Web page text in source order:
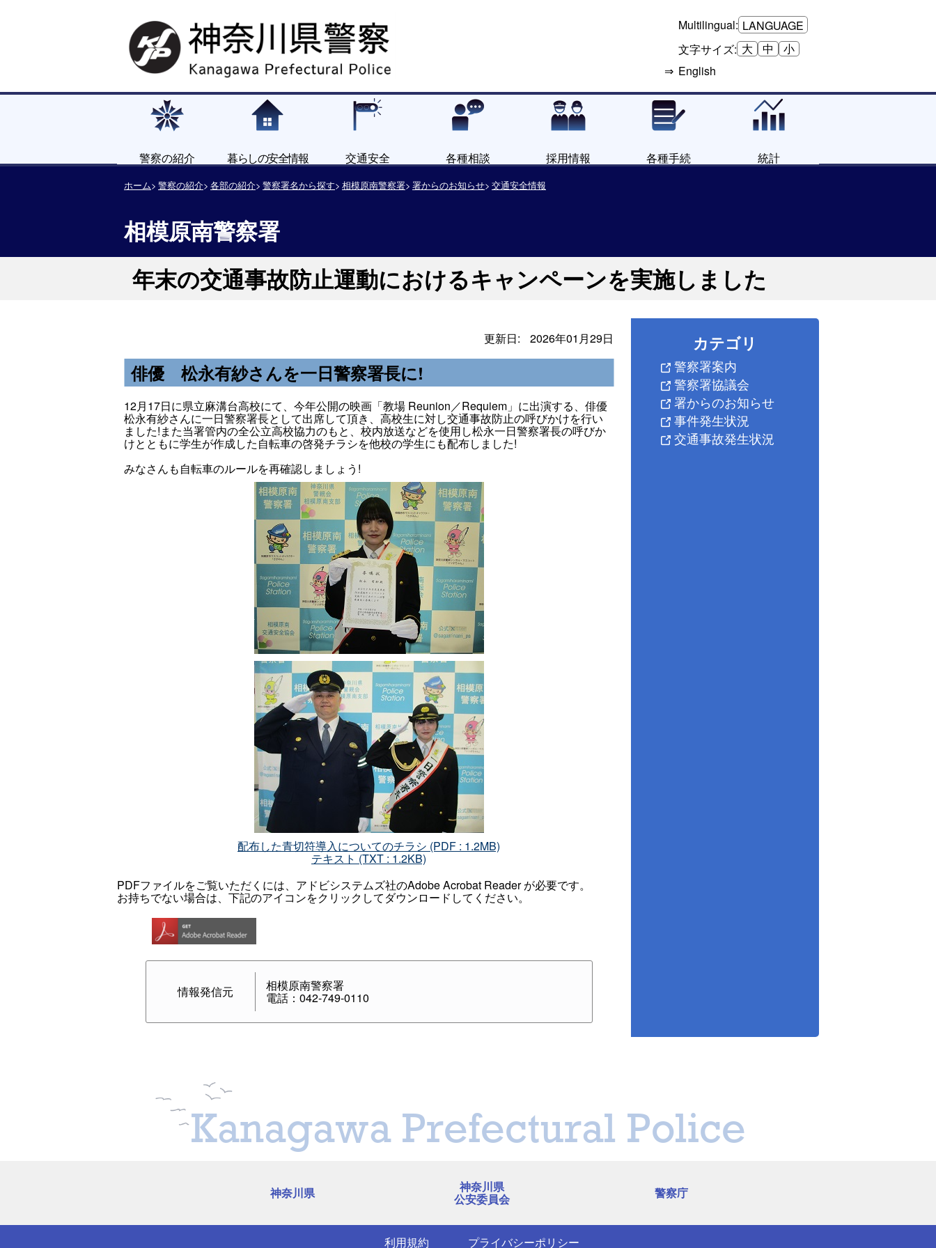
Multilingual: LANGUAGE
文字サイズ: 大 中
小
English
警察の紹介 暮らしの安全情報 交通安全 各種相談 採用情報 各種手続 統計
ホーム 警察の紹介 各部の紹介 警察署名から探す 相模原南警察署 署からのお知らせ 交通安全情報
相模原南警察署
年末の交通事故防止運動におけるキャンペーンを実施しました
更新日: 2026年01月29日
俳優 松永有紗さんを一日警察署長に!
12月17日に県立麻溝台高校にて、今年公開の映画「教場 Reunion／Requiem」に出演する、俳優
松永有紗さんに一日警察署長として出席して頂き、高校生に対し交通事故防止の呼びかけを行い
ました!また当署管内の全公立高校協力のもと、校内放送などを使用し松永一日警察署長の呼びか
けとともに学生が作成した自転車の啓発チラシを他校の学生にも配布しました!
みなさんも自転車のルールを再確認しましょう!
配布した青切符導入についてのチラシ (PDF : 1.2MB)
テキスト (TXT : 1.2KB)
PDFファイルをご覧いただくには、アドビシステムズ社のAdobe Acrobat Reader が必要です。
お持ちでない場合は、下記のアイコンをクリックしてダウンロードしてください。
情報発信元 相模原南警察署
電話：042-749-0110
カテゴリ
警察署案内
警察署協議会
署からのお知らせ
事件発生状況
交通事故発生状況
Kanagawa Prefectural Police
神奈川県 神奈川県
公安委員会 警察庁
利用規約 プライバシーポリシー